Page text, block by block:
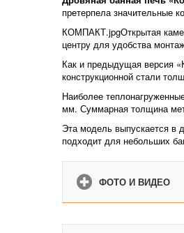
претерпела значительные
КОМПАКТ.jpgОткрытая
центру для удобства
Как и предыдущая версия
конструкционной стали
Наиболее
мм. Суммарная толщина
Эта модель выпускается в
подходит для небольших
ФОТО И ВИДЕО